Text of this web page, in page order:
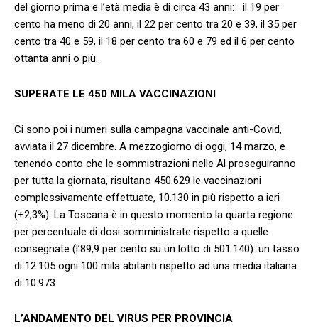
del giorno prima e l’età media è di circa 43 anni: il 19 per
cento ha meno di 20 anni, il 22 per cento tra 20 e 39, il 35 per
cento tra 40 e 59, il 18 per cento tra 60 e 79 ed il 6 per cento
ottanta anni o più.
SUPERATE LE 450 MILA VACCINAZIONI
Ci sono poi i numeri sulla campagna vaccinale anti-Covid,
avviata il 27 dicembre. A mezzogiorno di oggi, 14 marzo, e
tenendo conto che le sommistrazioni nelle Al proseguiranno
per tutta la giornata, risultano 450.629 le vaccinazioni
complessivamente effettuate, 10.130 in più rispetto a ieri
(+2,3%). La Toscana è in questo momento la quarta regione
per percentuale di dosi somministrate rispetto a quelle
consegnate (l’89,9 per cento su un lotto di 501.140): un tasso
di 12.105 ogni 100 mila abitanti rispetto ad una media italiana
di 10.973.
L’ANDAMENTO DEL VIRUS PER PROVINCIA